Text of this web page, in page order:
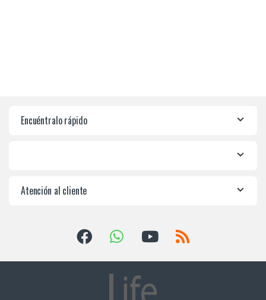
Encuéntralo rápido
Atención al cliente